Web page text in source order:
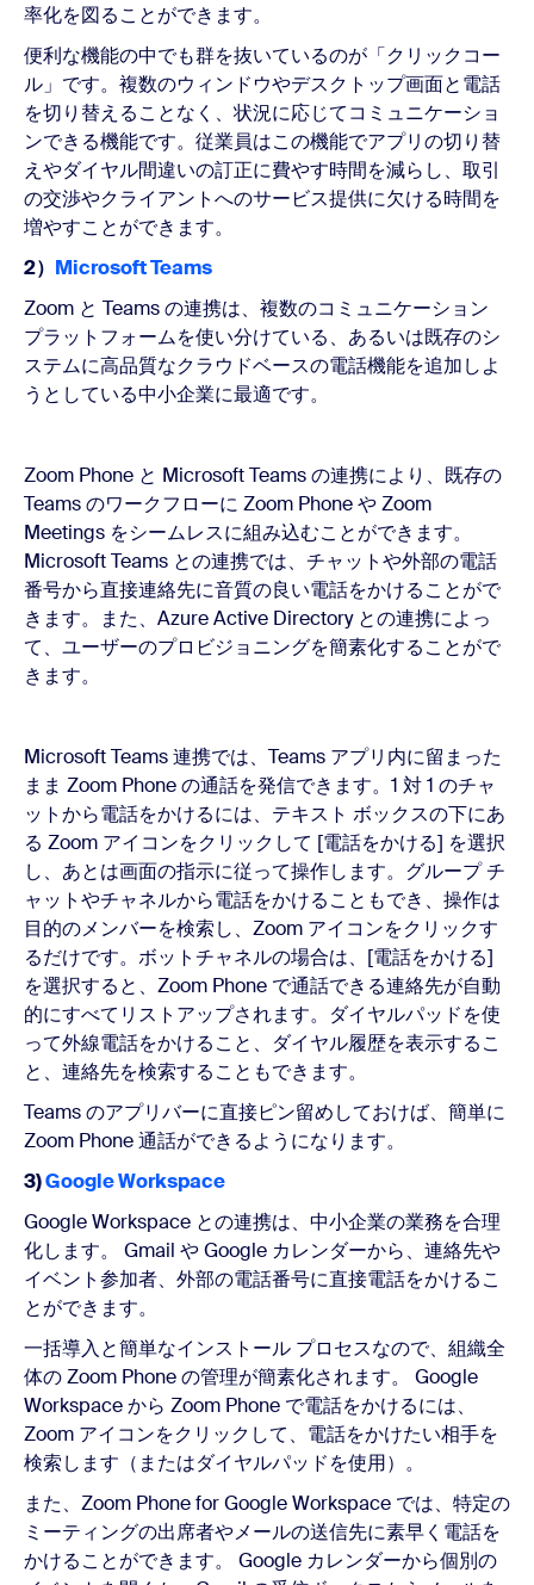
率化を図ることができます。
便利な機能の中でも群を抜いているのが「クリックコー
ル」です。複数のウィンドウやデスクトップ画面と電話
を切り替えることなく、状況に応じてコミュニケーショ
ンできる機能です。従業員はこの機能でアプリの切り替
えやダイヤル間違いの訂正に費やす時間を減らし、取引
の交渉やクライアントへのサービス提供に欠ける時間を
増やすことができます。
2） Microsoft Teams
Zoom と Teams の連携は、複数のコミュニケーション
プラットフォームを使い分けている、あるいは既存のシ
ステムに高品質なクラウドベースの電話機能を追加しよ
うとしている中小企業に最適です。
Zoom Phone と Microsoft Teams の連携により、既存の
Teams のワークフローに Zoom Phone や Zoom
Meetings をシームレスに組み込むことができます。
Microsoft Teams との連携では、チャットや外部の電話
番号から直接連絡先に音質の良い電話をかけることがで
きます。また、Azure Active Directory との連携によっ
て、ユーザーのプロビジョニングを簡素化することがで
きます。
Microsoft Teams 連携では、Teams アプリ内に留まった
まま Zoom Phone の通話を発信できます。1 対 1 のチャ
ットから電話をかけるには、テキスト ボックスの下にあ
る Zoom アイコンをクリックして [電話をかける] を選択
し、あとは画面の指示に従って操作します。グループ チ
ャットやチャネルから電話をかけることもでき、操作は
目的のメンバーを検索し、Zoom アイコンをクリックす
るだけです。ボットチャネルの場合は、[電話をかける]
を選択すると、Zoom Phone で通話できる連絡先が自動
的にすべてリストアップされます。ダイヤルパッドを使
って外線電話をかけること、ダイヤル履歴を表示するこ
と、連絡先を検索することもできます。
Teams のアプリバーに直接ピン留めしておけば、簡単に
Zoom Phone 通話ができるようになります。
3)Google Workspace
Google Workspace との連携は、中小企業の業務を合理
化します。 Gmail や Google カレンダーから、連絡先や
イベント参加者、外部の電話番号に直接電話をかけるこ
とができます。
一括導入と簡単なインストール プロセスなので、組織全
体の Zoom Phone の管理が簡素化されます。 Google
Workspace から Zoom Phone で電話をかけるには、
Zoom アイコンをクリックして、電話をかけたい相手を
検索します（またはダイヤルパッドを使用）。
また、Zoom Phone for Google Workspace では、特定の
ミーティングの出席者やメールの送信先に素早く電話を
かけることができます。 Google カレンダーから個別の